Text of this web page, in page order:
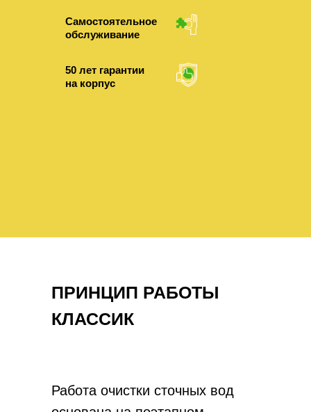
Самостоятельное
обслуживание
50 лет гарантии
на корпус
Работа очистки сточных вод
ПРИНЦИП РАБОТЫ
КЛАССИК